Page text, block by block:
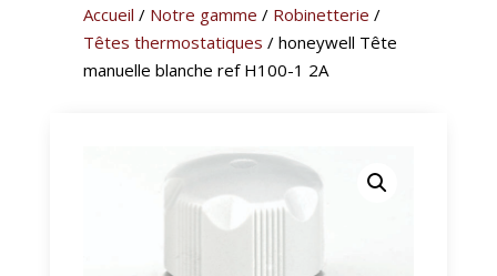
Accueil / Notre gamme / Robinetterie /
Têtes thermostatiques / honeywell Tête
manuelle blanche ref H100-1 2A